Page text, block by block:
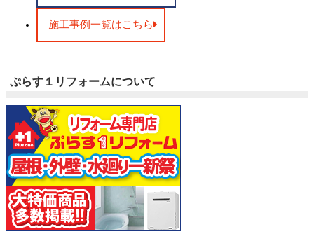
施工事例一覧はこちら
ぷらす１リフォームについて